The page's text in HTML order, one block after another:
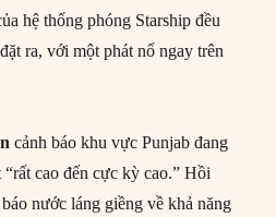
hệ thống phóng Starship đều
ra, với một phát nổ ngay trên
cảnh báo khu vực Punjab đang
cao đến cực kỳ cao.” Hồi
nước láng giềng về khả năng